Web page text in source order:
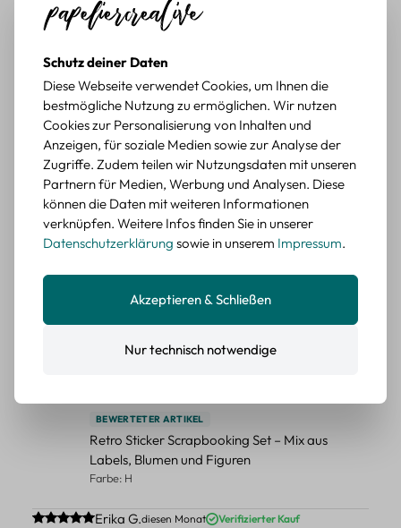
würde sie wieder kaufen.
Retro Briefmarken Sticker Set – 45 Papier-
Sticker mit Wald- und Tiermotiven
Durchschnittliche Bewertung von 5 von 5 Sternen
Erika G.diesen Monat Verifizierter Kauf
Schöne Motive
Die Sticker passen gut zu meinen Büchern, würde sie
wieder kaufen.
BEWERTETER ARTIKEL
Retro Blumen Sticker Set – 45 Stück mit 15
Durchschnittliche Bewertung von 5 von 5 Sternen
Erika G.diesen Monat Verifizierter Kauf
BEWERTETER ARTIKEL
Retro Sticker Scrapbooking Set – Mix aus
Labels, Blumen und Figuren
Farbe: H
Durchschnittliche Bewertung von 5 von 5 Sternen
Erika G.diesen Monat Verifizierter Kauf
Schutz deiner Daten
Diese Webseite verwendet Cookies, um Ihnen die
bestmögliche Nutzung zu ermöglichen. Wir nutzen
Cookies zur Personalisierung von Inhalten und
Anzeigen, für soziale Medien sowie zur Analyse der
Zugriffe. Zudem teilen wir Nutzungsdaten mit unseren
Partnern für Medien, Werbung und Analysen. Diese
können die Daten mit weiteren Informationen
verknüpfen. Weitere Infos finden Sie in unserer
Datenschutzerklärung sowie in unserem Impressum.
Nur technisch notwendige
Akzeptieren & Schließen